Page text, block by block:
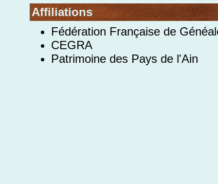
Affiliations
Fédération Française de
CEGRA
Patrimoine des Pays de l'Ain